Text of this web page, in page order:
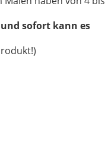
sofort kann es